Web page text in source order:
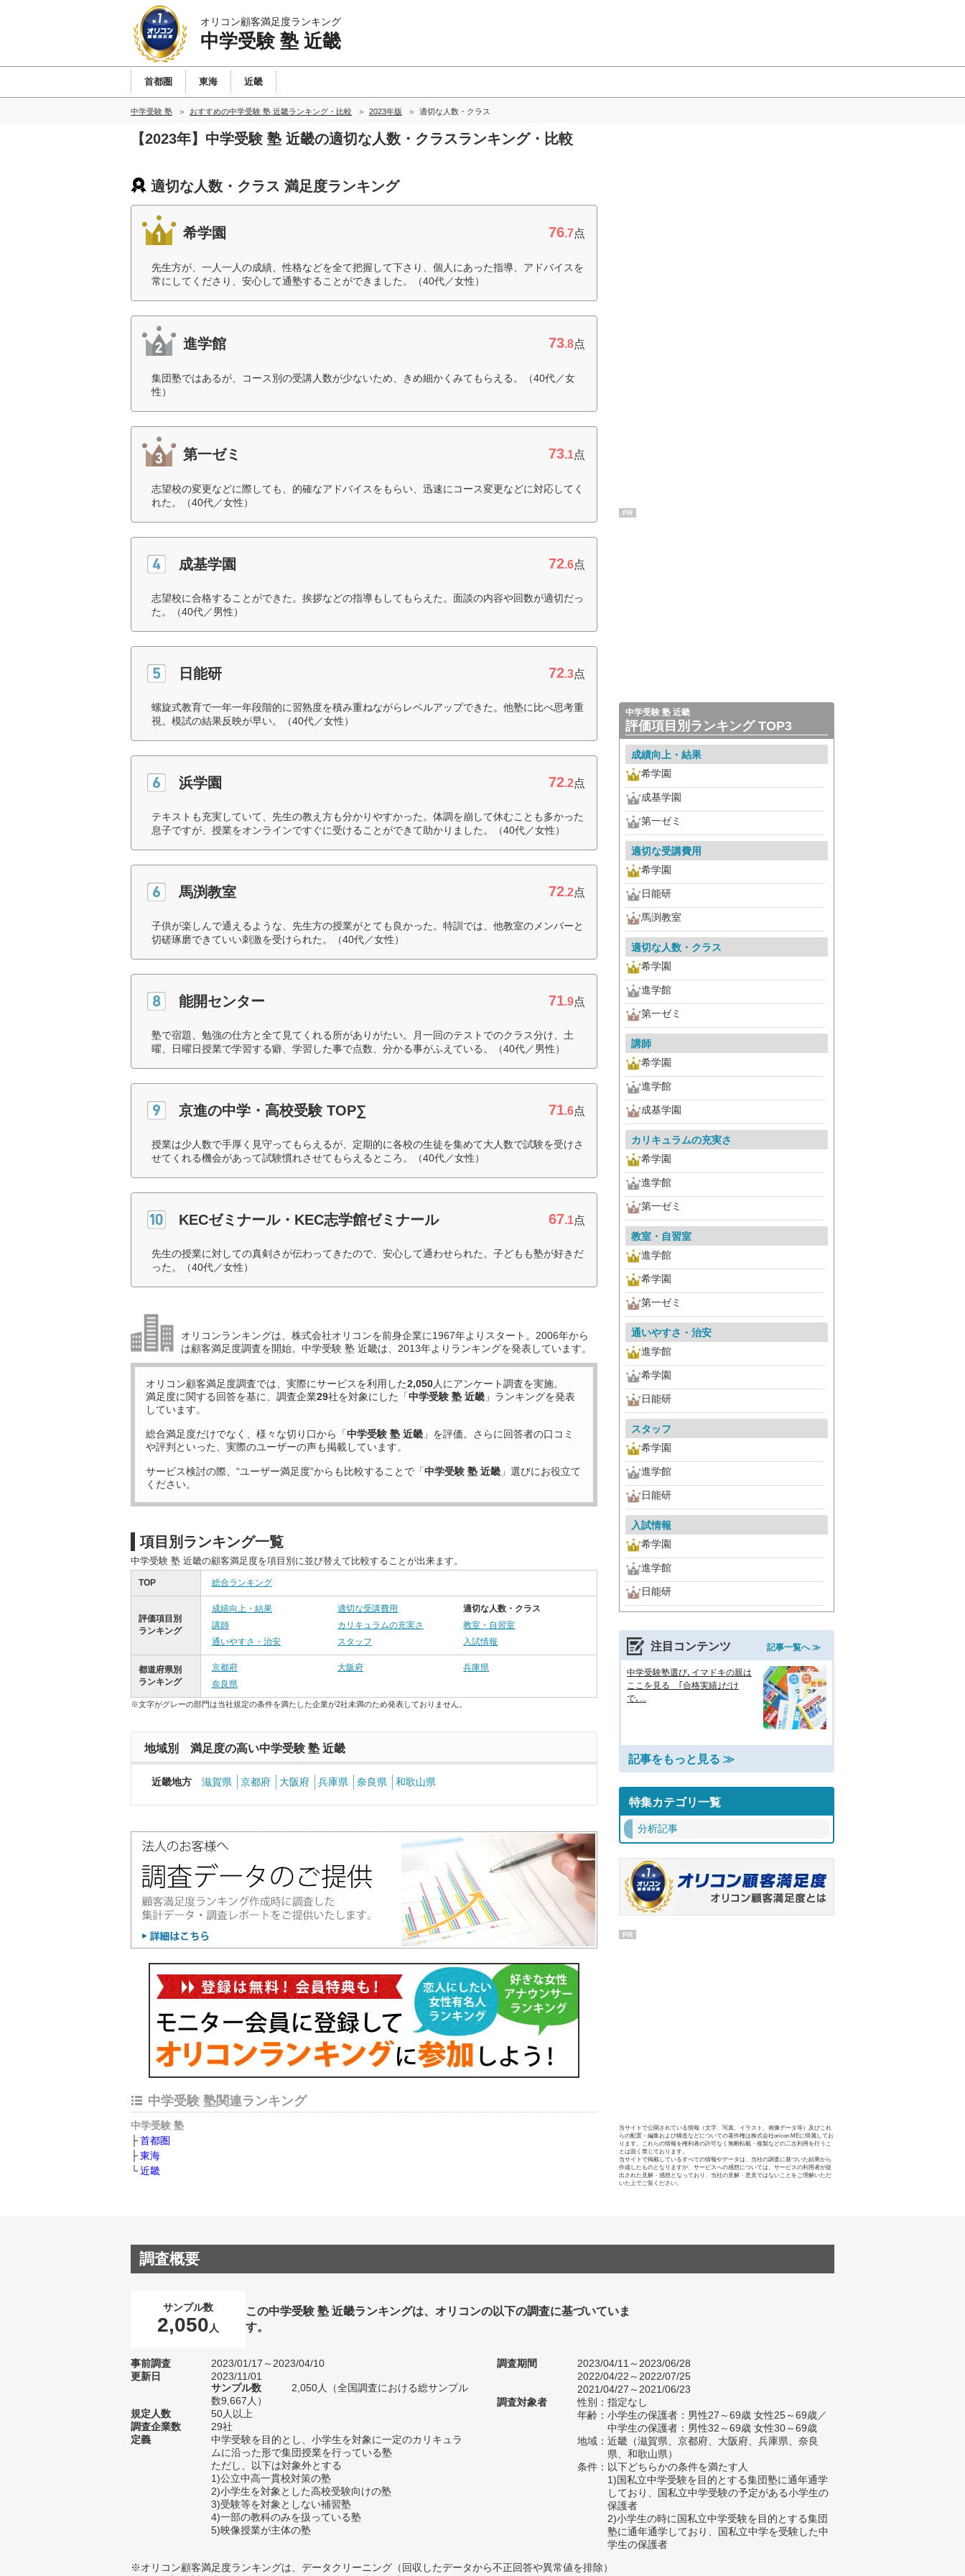
オリコン顧客満足度ランキング
中学受験 塾 近畿
首都圏 東海 近畿
中学受験 塾 おすすめの中学受験 塾 近畿ランキング・比較 2023年版 適切な人数・クラス
【2023年】中学受験 塾 近畿の適切な人数・クラスランキング・比較
適切な人数・クラス 満足度ランキング
希学園 76.7点
先生方が、一人一人の成績、性格などを全て把握して下さり、個人にあった指導、アドバイスを
常にしてくださり、安心して通塾することができました。（40代／女性）
進学館 73.8点
集団塾ではあるが、コース別の受講人数が少ないため、きめ細かくみてもらえる。（40代／女
性）
第一ゼミ 73.1点
志望校の変更などに際しても、的確なアドバイスをもらい、迅速にコース変更などに対応してく
れた。（40代／女性）
成基学園 72.6点
志望校に合格することができた。挨拶などの指導もしてもらえた。面談の内容や回数が適切だっ
た。（40代／男性）
日能研 72.3点
螺旋式教育で一年一年段階的に習熟度を積み重ねながらレベルアップできた。他塾に比べ思考重
視。模試の結果反映が早い。（40代／女性）
浜学園 72.2点
テキストも充実していて、先生の教え方も分かりやすかった。体調を崩して休むことも多かった
息子ですが、授業をオンラインですぐに受けることができて助かりました。（40代／女性）
馬渕教室 72.2点
子供が楽しんで通えるような、先生方の授業がとても良かった。特訓では、他教室のメンバーと
切磋琢磨できていい刺激を受けられた。（40代／女性）
能開センター 71.9点
塾で宿題、勉強の仕方と全て見てくれる所がありがたい。月一回のテストでのクラス分け、土
曜、日曜日授業で学習する癖、学習した事で点数、分かる事がふえている。（40代／男性）
京進の中学・高校受験 TOP∑ 71.6点
授業は少人数で手厚く見守ってもらえるが、定期的に各校の生徒を集めて大人数で試験を受けさ
せてくれる機会があって試験慣れさせてもらえるところ。（40代／女性）
KECゼミナール・KEC志学館ゼミナール 67.1点
先生の授業に対しての真剣さが伝わってきたので、安心して通わせられた。子どもも塾が好きだ
った。（40代／女性）
オリコンランキングは、株式会社オリコンを前身企業に1967年よりスタート。2006年から
は顧客満足度調査を開始。中学受験 塾 近畿は、2013年よりランキングを発表しています。
オリコン顧客満足度調査では、実際にサービスを利用した2,050人にアンケート調査を実施。
満足度に関する回答を基に、調査企業29社を対象にした「中学受験 塾 近畿 」ランキングを発表
しています。
総合満足度だけでなく、様々な切り口から「中学受験 塾 近畿 」を評価。さらに回答者の口コミ
や評判といった、実際のユーザーの声も掲載しています。
サービス検討の際、“ユーザー満足度”からも比較することで「中学受験 塾 近畿 」選びにお役立て
ください。
項目別ランキング一覧
中学受験 塾 近畿の顧客満足度を項目別に並び替えて比較することが出来ます。
TOP 総合ランキング
評価項目別
ランキング
成績向上・結果 適切な受講費用
適切な人数・クラス
講師
カリキュラムの充実さ
教室・自習室
通いやすさ・治安
スタッフ 入試情報
都道府県別
ランキング
京都府 大阪府
兵庫県
奈良県
※文字がグレーの部門は当社規定の条件を満たした企業が2社未満のため発表しておりません。
地域別 満足度の高い中学受験 塾 近畿
近畿地方 滋賀県 京都府 大阪府 兵庫県 奈良県 和歌山県
中学受験 塾関連ランキング
中学受験 塾
首都圏
東海
近畿
PR
中学受験 塾 近畿
評価項目別ランキング TOP3
成績向上・結果
希学園
成基学園
第一ゼミ
適切な受講費用
希学園
日能研
馬渕教室
適切な人数・クラス
希学園
進学館
第一ゼミ
講師
希学園
進学館
成基学園
カリキュラムの充実さ
希学園
進学館
第一ゼミ
教室・自習室
進学館
希学園
第一ゼミ
通いやすさ・治安
進学館
希学園
日能研
スタッフ
希学園
進学館
日能研
入試情報
希学園
進学館
日能研
注目コンテンツ 記事一覧へ ≫
中学受験塾選び､イマドキの親は
ここを見る ｢合格実績｣だけ
で､...
記事をもっと見る ≫
特集カテゴリ一覧
分析記事
PR
当サイトで公開されている情報（文字、写真、イラスト、画像データ等）及びこれ
らの配置・編集および構造などについての著作権は株式会社oricon MEに帰属してお
ります。これらの情報を権利者の許可なく無断転載・複製などの二次利用を行うこ
とは固く禁じております。
当サイトで掲載しているすべての情報やデータは、当社の調査に基づいた結果から
作成したものとなりますが、サービスへの感想については、サービスの利用者が提
出された見解・感想となっており、当社の見解・意見ではないことをご理解いただ
いた上でご覧ください。
調査概要
サンプル数
2,050 人
この中学受験 塾 近畿ランキングは、オリコンの以下の調査に基づいていま
す。
事前調査
2023/01/17～2023/04/10
更新日
2023/11/01
サンプル数
2,050人（全国調査における総サンプル
数9,667人）
規定人数
50人以上
調査企業数
29社
定義
中学受験を目的とし、小学生を対象に一定のカリキュラ
ムに沿った形で集団授業を行っている塾
ただし、以下は対象外とする
1)公立中高一貫校対策の塾
2)小学生を対象とした高校受験向けの塾
3)受験等を対象としない補習塾
4)一部の教科のみを扱っている塾
5)映像授業が主体の塾
調査期間
2023/04/11～2023/06/28
2022/04/22～2022/07/25
2021/04/27～2021/06/23
調査対象者
性別：指定なし
年齢：小学生の保護者：男性27～69歳 女性25～69歳／
中学生の保護者：男性32～69歳 女性30～69歳
地域：近畿（滋賀県、京都府、大阪府、兵庫県、奈良
県、和歌山県）
条件：以下どちらかの条件を満たす人
1)国私立中学受験を目的とする集団塾に通年通学
しており、国私立中学受験の予定がある小学生の
保護者
2)小学生の時に国私立中学受験を目的とする集団
塾に通年通学しており、国私立中学を受験した中
学生の保護者
※オリコン顧客満足度ランキングは、データクリーニング（回収したデータから不正回答や異常値を排除）